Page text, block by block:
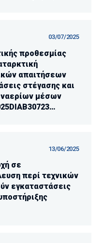
03/07/2025
προθεσμίας
απαιτήσεων
στέγασης και
μέσων
13/06/2025
σε
περί τεχνικών
εγκαταστάσεις